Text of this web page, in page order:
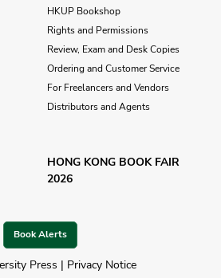
HKUP Bookshop
Rights and Permissions
Review, Exam and Desk Copies
Ordering and Customer Service
For Freelancers and Vendors
Distributors and Agents
HONG KONG BOOK FAIR
2026
Book Alerts
Press | Privacy Notice